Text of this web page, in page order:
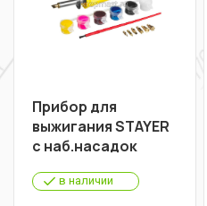
Прибор для
выжигания STAYER
с наб.насадок
в наличии